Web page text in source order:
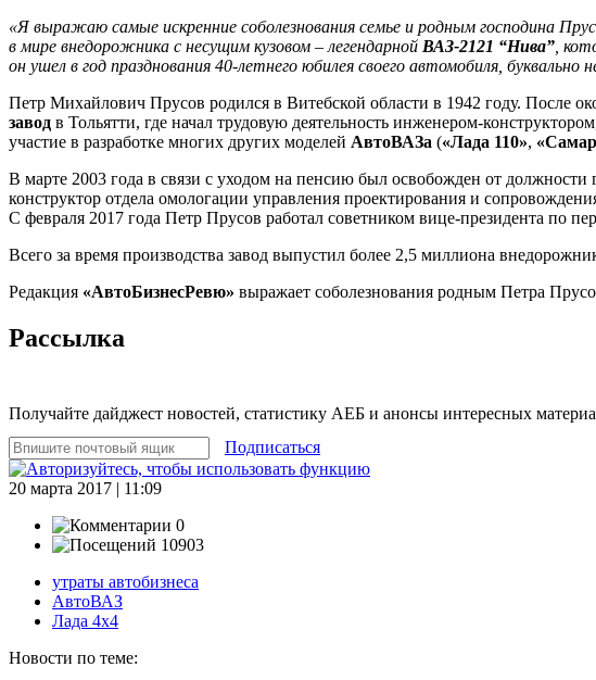
«Я выражаю самые искренние соболезнования семье и родным господина
в мире внедорожника с несущим кузовом – легендарной ВАЗ-2121 “Нива” ,
он ушел в год празднования 40-летнего юбилея своего автомобиля,
Петр Михайлович Прусов родился в Витебской области в 1942 году. После
завод в Тольятти, где начал трудовую деятельность инженером-
участие в разработке многих других моделей АвтоВАЗа («Лада 110»,
В марте 2003 года в связи с уходом на пенсию был освобожден от
конструктор отдела омологации управления проектирования и
С февраля 2017 года Петр Прусов работал советником вице-президента по
Всего за время производства завод выпустил более 2,5 миллиона
Редакция «АвтоБизнесРевю» выражает соболезнования родным Петра
Рассылка
Получайте дайджест новостей, статистику АЕБ и анонсы интересных
Подписаться
20 марта 2017 | 11:09
0
10903
утраты автобизнеса
АвтоВАЗ
Лада 4х4
Новости по теме: